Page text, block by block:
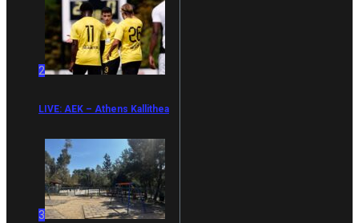
2
LIVE: ΑΕΚ – Athens Kallithea
3